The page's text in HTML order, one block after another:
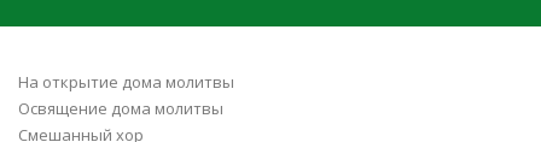
На открытие дома молитвы
Освящение дома молитвы
Смешанный хор